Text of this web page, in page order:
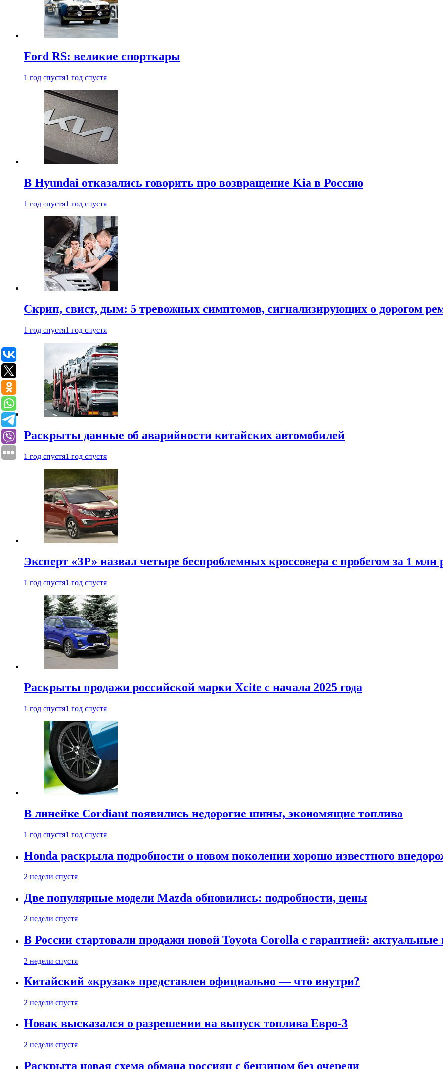
Ford RS: великие спорткары
1 год спустя1 год спустя
В Hyundai отказались говорить про возвращение Kia в Россию
1 год спустя1 год спустя
Скрип, свист, дым: 5 тревожных симптомов, сигнализирующих о дорогом
1 год спустя1 год спустя
Раскрыты данные об аварийности китайских автомобилей
1 год спустя1 год спустя
Эксперт «ЗР» назвал четыре беспроблемных кроссовера с пробегом за 1 млн
1 год спустя1 год спустя
Раскрыты продажи российской марки Xcite с начала 2025 года
1 год спустя1 год спустя
В линейке Cordiant появились недорогие шины, экономящие топливо
1 год спустя1 год спустя
Honda раскрыла подробности о новом поколении хорошо известного
2 недели спустя
Две популярные модели Mazda обновились: подробности, цены
2 недели спустя
В России стартовали продажи новой Toyota Corolla с гарантией:
2 недели спустя
Китайский «крузак» представлен официально — что внутри?
2 недели спустя
Новак высказался о разрешении на выпуск топлива Евро-3
2 недели спустя
Раскрыта новая схема обмана россиян с бензином без очереди